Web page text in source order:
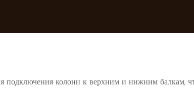
подключения колонн к верхним и нижним балкам,